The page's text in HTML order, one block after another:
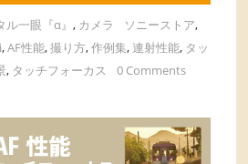
ル一眼『α』, カメラ ソニーストア,
,AF性能,撮り方,作例集,連射性能, タッ
, タッチフォーカス 0 Comments